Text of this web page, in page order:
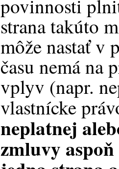
povinnosti
strana takúto
môže nastať v
času nemá na
vplyv (napr.
vlastnícke
neplatnej
zmluvy